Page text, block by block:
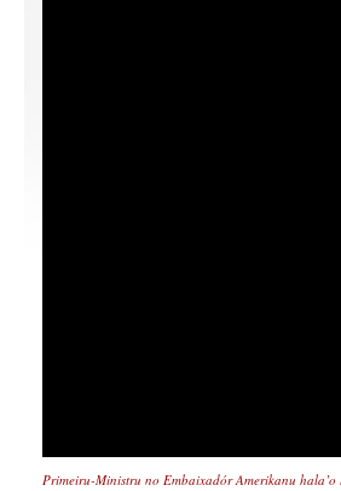
Primeiru-Ministru no Embaixadór Amerikanu